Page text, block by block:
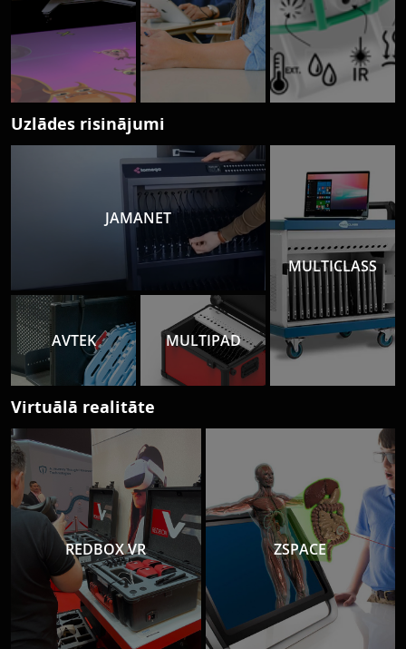
Uzlādes risinājumi
JAMANET
AVTEK MULTIPAD
MULTICLASS
Virtuālā realitāte
REDBOX VR ZSPACE